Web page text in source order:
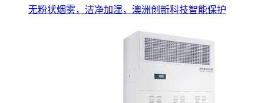
无粉状烟雾，洁净加湿，澳洲创新科技智能保护